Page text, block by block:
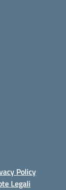
Policy
Legali